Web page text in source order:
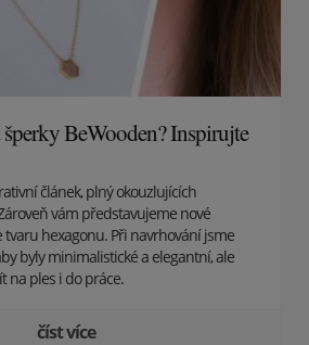
BeWooden? Inspirujte
článek, plný okouzlujících
vám představujeme nové
tvaru hexagonu. Při navrhování jsme
byly minimalistické a elegantní, ale
na ples i do práce.
číst více